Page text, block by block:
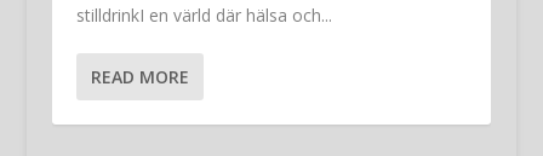
stilldrinkI en värld där hälsa och...
READ MORE